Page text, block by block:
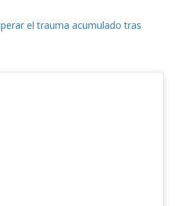
el trauma acumulado tras